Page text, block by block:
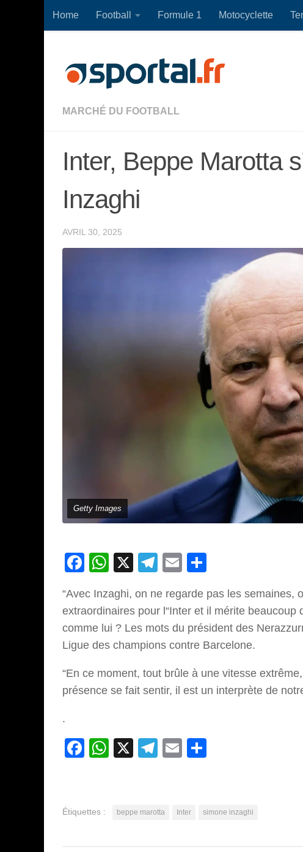
Skip to content
Home Football Formule 1 Motocyclette
MARCHÉ DU FOOTBALL
Inter, Beppe Marotta
Inzaghi
AVRIL 30, 2025
Getty Images
Facebook
WhatsApp
X Telegram
Email
“Avec Inzaghi, on ne regarde pas les
extraordinaires pour l“Inter et il mérite
comme lui ? Les mots du président des
Ligue des champions contre Barcelone.
“En ce moment, tout brûle à une vitesse
présence se fait sentir, il est un interprète de
.
Facebook
WhatsApp
X Telegram
Email
Étiquettes : beppe marotta Inter simone inzaghi